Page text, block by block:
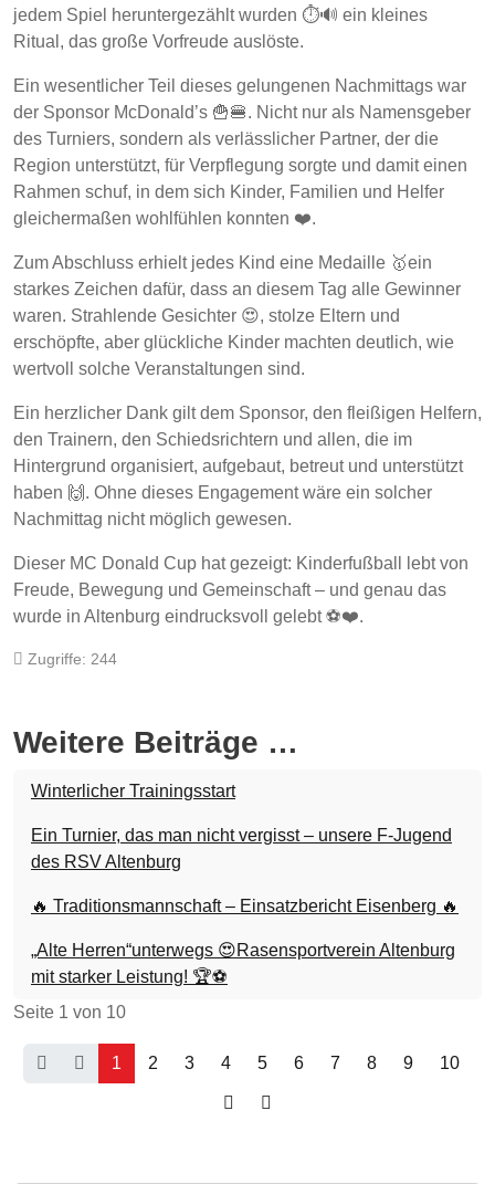
jedem Spiel heruntergezählt wurden ⏱️🔊 ein kleines
Ritual, das große Vorfreude auslöste.
Ein wesentlicher Teil dieses gelungenen Nachmittags war
der Sponsor McDonald’s 🍟🍔. Nicht nur als Namensgeber
des Turniers, sondern als verlässlicher Partner, der die
Region unterstützt, für Verpflegung sorgte und damit einen
Rahmen schuf, in dem sich Kinder, Familien und Helfer
gleichermaßen wohlfühlen konnten ❤️.
Zum Abschluss erhielt jedes Kind eine Medaille 🥇ein
starkes Zeichen dafür, dass an diesem Tag alle Gewinner
waren. Strahlende Gesichter 😍, stolze Eltern und
erschöpfte, aber glückliche Kinder machten deutlich, wie
wertvoll solche Veranstaltungen sind.
Ein herzlicher Dank gilt dem Sponsor, den fleißigen Helfern,
den Trainern, den Schiedsrichtern und allen, die im
Hintergrund organisiert, aufgebaut, betreut und unterstützt
haben 🙌. Ohne dieses Engagement wäre ein solcher
Nachmittag nicht möglich gewesen.
Dieser MC Donald Cup hat gezeigt: Kinderfußball lebt von
Freude, Bewegung und Gemeinschaft – und genau das
wurde in Altenburg eindrucksvoll gelebt ⚽❤️.
Zugriffe: 244
Weitere Beiträge …
Winterlicher Trainingsstart
Ein Turnier, das man nicht vergisst – unsere F-Jugend
des RSV Altenburg
🔥 Traditionsmannschaft – Einsatzbericht Eisenberg 🔥
„Alte Herren“unterwegs 😍Rasensportverein Altenburg
mit starker Leistung! 🏆⚽
Seite 1 von 10
1 2 3 4 5 6 7 8 9 10